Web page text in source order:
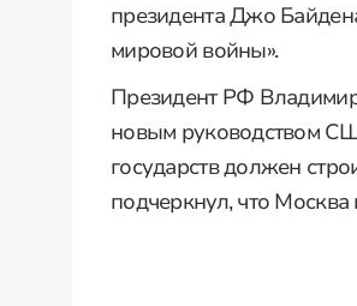
президента Джо
мировой войны».
Президент РФ
новым руководством
государств должен
подчеркнул, что